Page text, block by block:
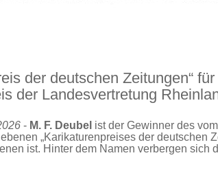
der deutschen Zeitungen“
der Landesvertretung
- M. F. Deubel ist der Gewinner des
„Karikaturenpreises der deutschen
ist. Hinter dem Namen verbergen sich